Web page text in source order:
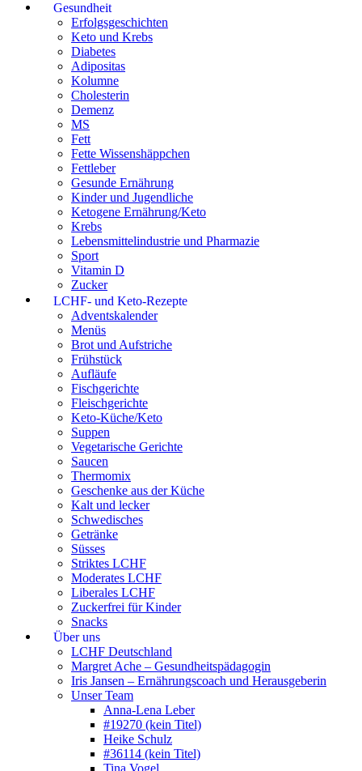
Gesundheit
Erfolgsgeschichten
Keto und Krebs
Diabetes
Adipositas
Kolumne
Cholesterin
Demenz
MS
Fett
Fette Wissenshäppchen
Fettleber
Gesunde Ernährung
Kinder und Jugendliche
Ketogene Ernährung/Keto
Krebs
Lebensmittelindustrie und Pharmazie
Sport
Vitamin D
Zucker
LCHF- und Keto-Rezepte
Adventskalender
Menüs
Brot und Aufstriche
Frühstück
Aufläufe
Fischgerichte
Fleischgerichte
Keto-Küche/Keto
Suppen
Vegetarische Gerichte
Saucen
Thermomix
Geschenke aus der Küche
Kalt und lecker
Schwedisches
Getränke
Süsses
Striktes LCHF
Moderates LCHF
Liberales LCHF
Zuckerfrei für Kinder
Snacks
Über uns
LCHF Deutschland
Margret Ache – Gesundheitspädagogin
Iris Jansen – Ernährungscoach und Herausgeberin
Unser Team
Anna-Lena Leber
#19270 (kein Titel)
Heike Schulz
#36114 (kein Titel)
Tina Vogel